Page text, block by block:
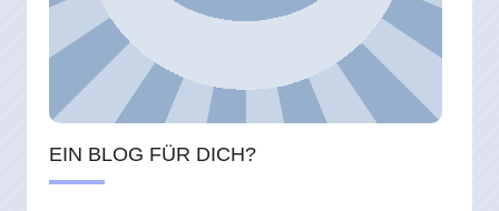
EIN BLOG FÜR DICH?